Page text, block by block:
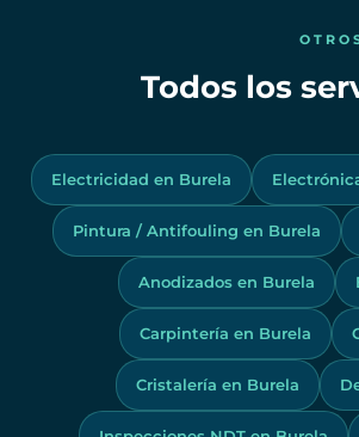
Todos los
Electricidad en Burela
Pintura / Antifouling en Burela
Anodizados en Burela
Carpintería en Burela
Cristalería en Burela